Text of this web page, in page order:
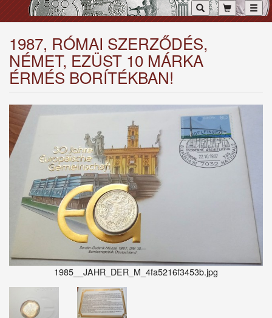
1987, RÓMAI SZERZŐDÉS,
NÉMET, EZÜST 10 MÁRKA
ÉRMÉS BORÍTÉKBAN!
1985__JAHR_DER_M_4fa5216f3453b.jpg